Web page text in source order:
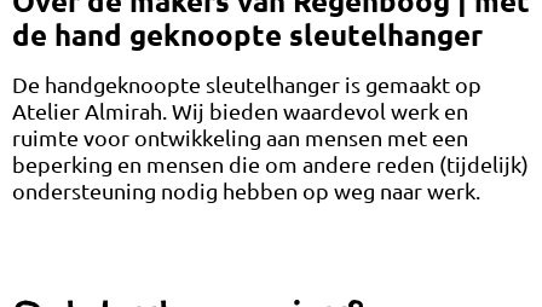
de hand geknoopte sleutelhanger
De handgeknoopte sleutelhanger is gemaakt op
Atelier Almirah. Wij bieden waardevol werk en
ruimte voor ontwikkeling aan mensen met een
beperking en mensen die om andere reden (tijdelijk)
ondersteuning nodig hebben op weg naar werk.